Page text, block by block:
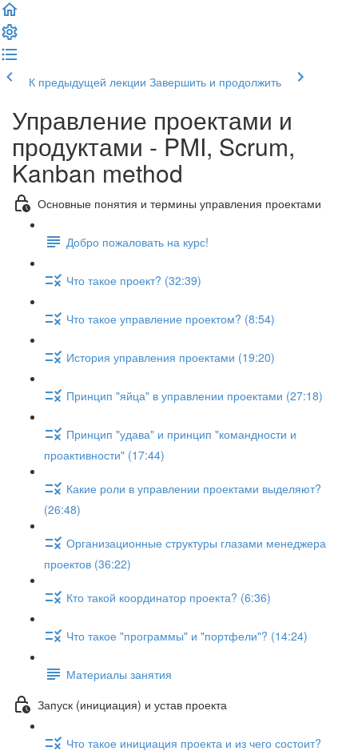
К предыдущей лекции Завершить и продолжить
Управление проектами и
продуктами - PMI, Scrum,
Kanban method
Основные понятия и термины управления проектами
Добро пожаловать на курс!
Что такое проект? (32:39)
Что такое управление проектом? (8:54)
История управления проектами (19:20)
Принцип "яйца" в управлении проектами (27:18)
Принцип "удава" и принцип "командности и
проактивности" (17:44)
Какие роли в управлении проектами выделяют?
(26:48)
Организационные структуры глазами менеджера
проектов (36:22)
Кто такой координатор проекта? (6:36)
Что такое "программы" и "портфели"? (14:24)
Материалы занятия
Запуск (инициация) и устав проекта
Что такое инициация проекта и из чего состоит?